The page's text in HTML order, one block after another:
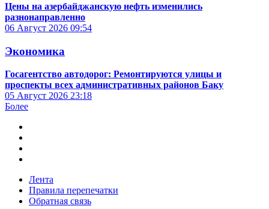
Цены на азербайджанскую нефть изменились
разнонаправленно
06 Август 2026 09:54
Экономика
Госагентство автодорог: Ремонтируются улицы и
проспекты всех административных районов Баку
05 Август 2026 23:18
Более
Лента
Правила перепечатки
Обратная связь